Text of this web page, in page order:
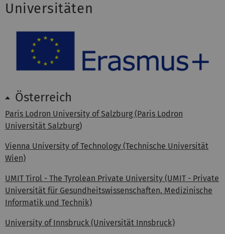
Universitäten
Österreich
Paris Lodron University of Salzburg (Paris Lodron
Universität Salzburg)
Vienna University of Technology (Technische Universität
Wien)
UMIT Tirol - The Tyrolean Private University (UMIT - Private
Universität für Gesundheitswissenschaften, Medizinische
Informatik und Technik)
University of Innsbruck (Universität Innsbruck)